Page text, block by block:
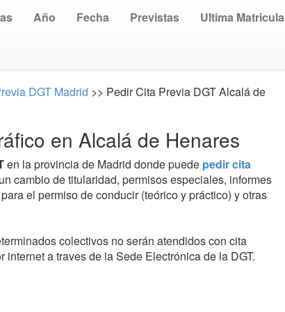
Año Fecha Previstas Ultima Matricula
DGT Madrid >> Pedir Cita Previa DGT Alcalá de
en Alcalá de Henares
en la provincia de Madrid donde puede pedir cita
cambio de titularidad, permisos especiales, informes
el permiso de conducir (teórico y práctico) y otras
colectivos no serán atendidos con cita
a traves de la Sede Electrónica de la DGT.